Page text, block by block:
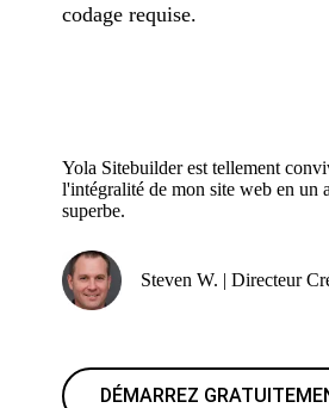
codage requise.
Yola Sitebuilder est tellement
l'intégralité de mon site web en un
superbe.
Steven W. | Directeur
DÉMARREZ